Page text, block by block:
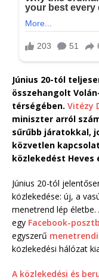
Június 20-tól
összehangolt
térségében. Vitézy
miniszter arról
sűrűbb járatokkal,
közvetlen
közlekedést Heves
Június 20-tól
közlekedése: új, a
menetrend lép
egy Facebook-
egyszerű menetrendi
közlekedési hálózat
A közlekedési és